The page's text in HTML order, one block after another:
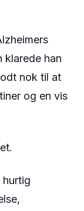
klarede han
nok til at
og en vis
hurtig